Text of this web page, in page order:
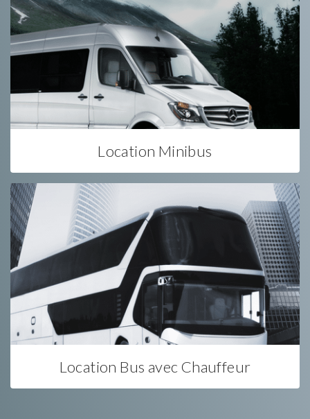
Location Minibus
Location Bus avec Chauffeur